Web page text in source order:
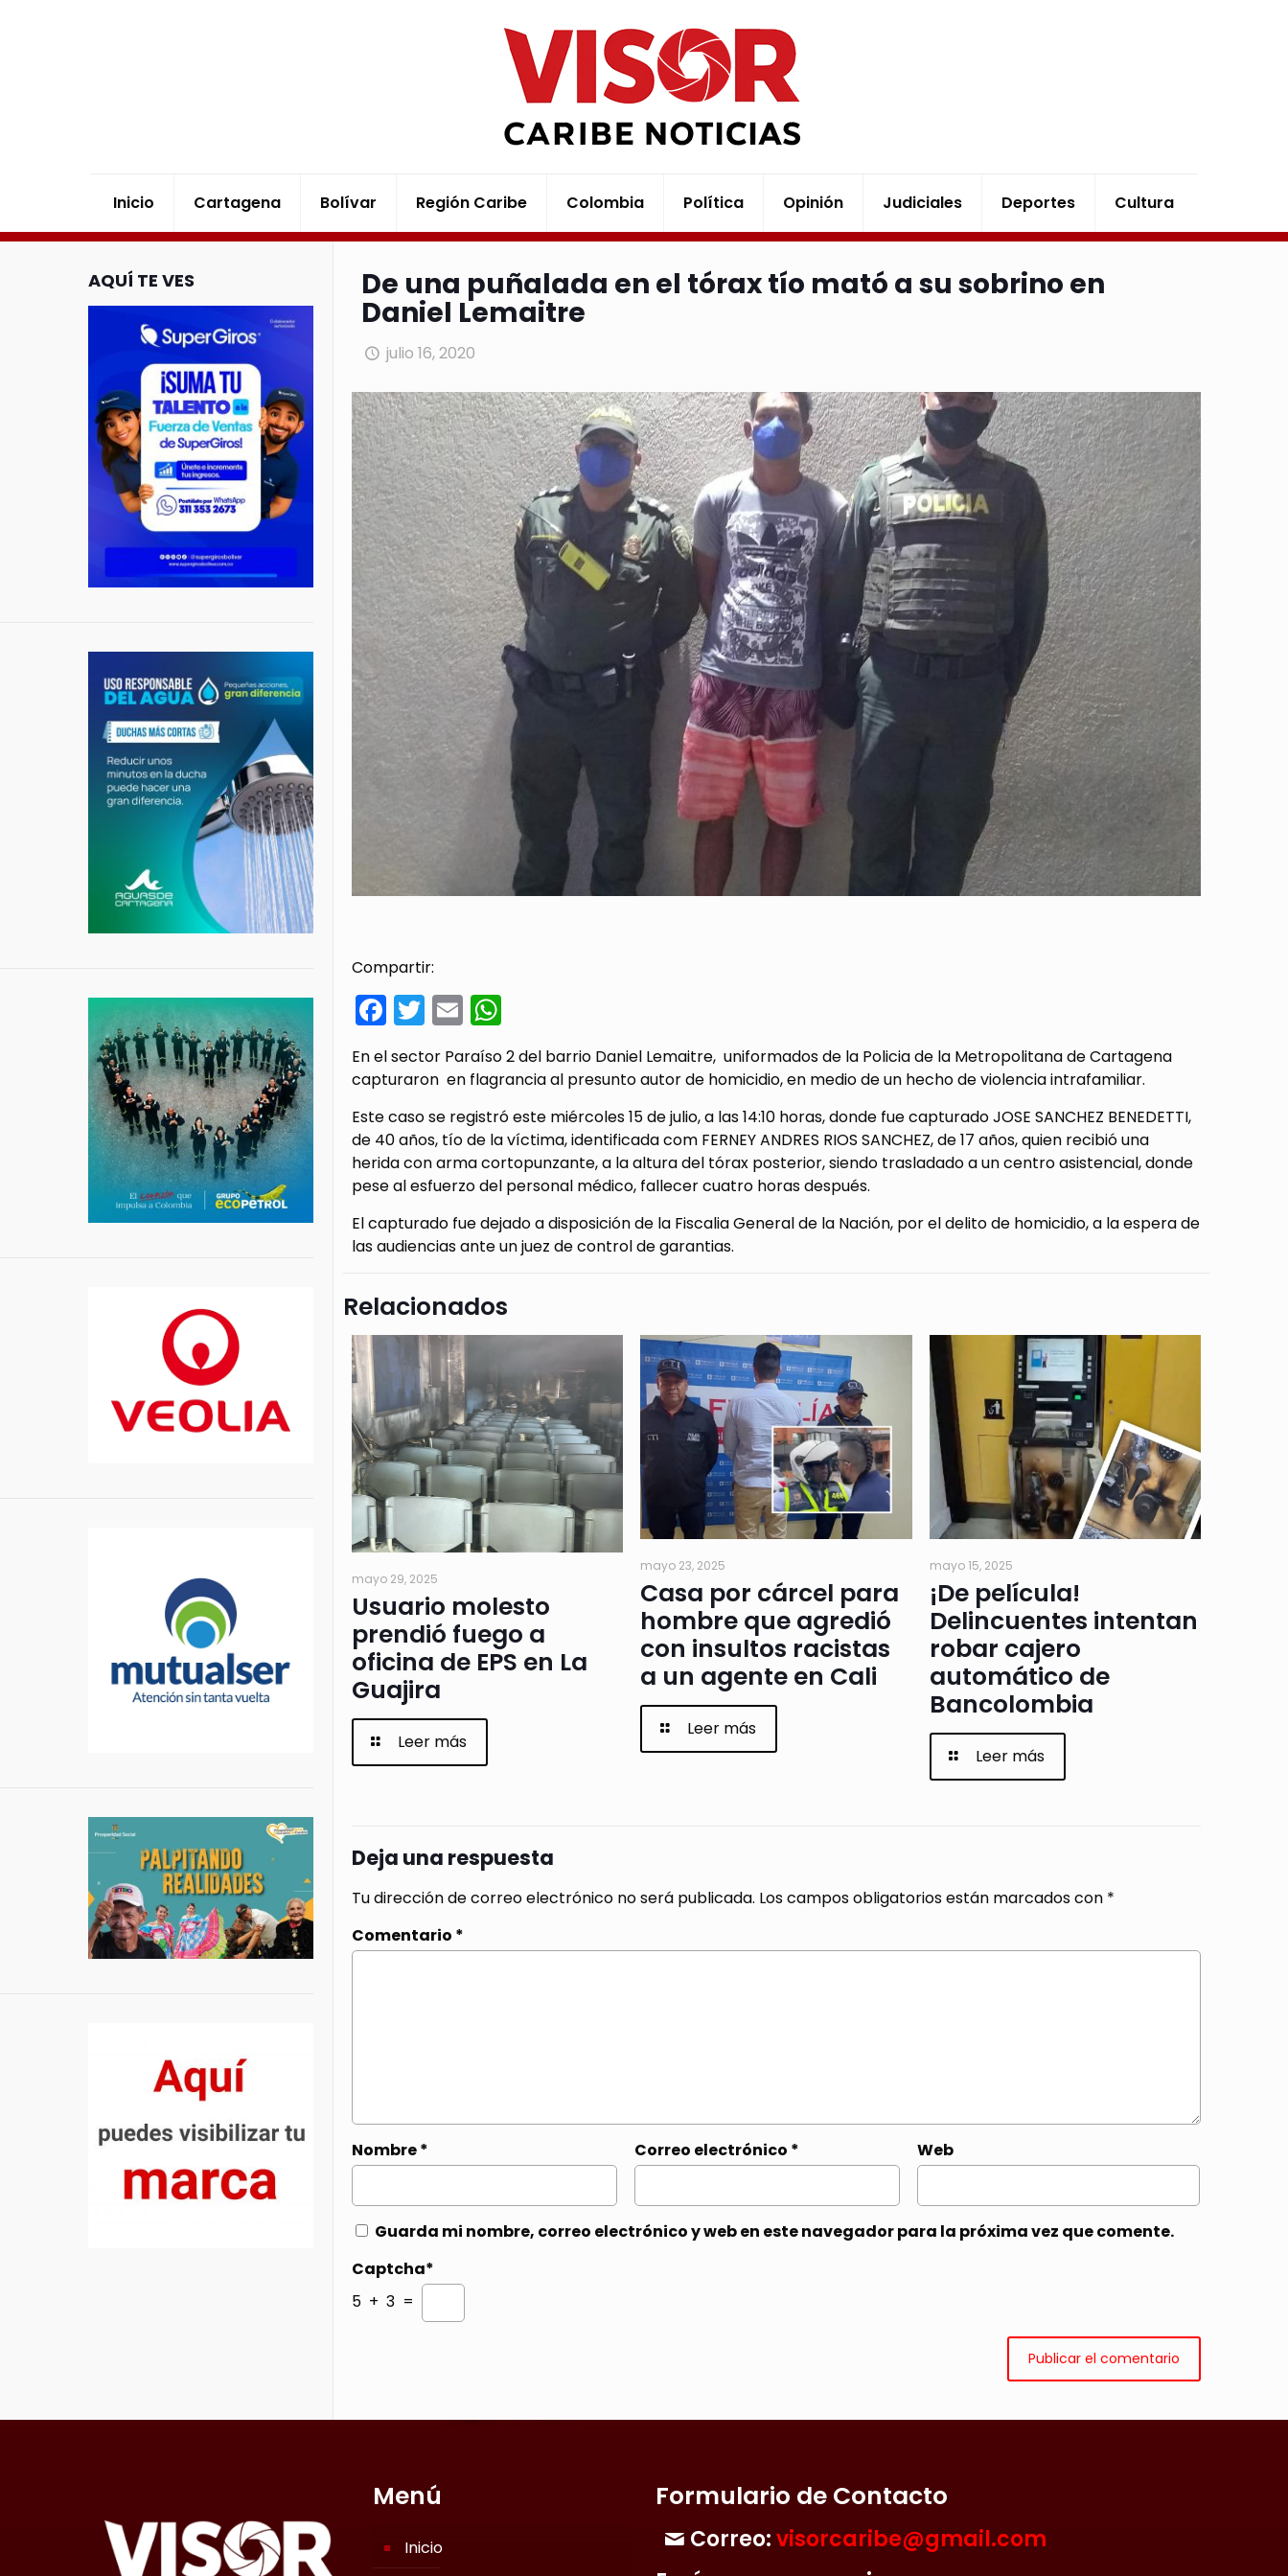
Inicio Cartagena Bolívar Región Caribe Colombia Política Opinión Judiciales Deportes Cultura
De una puñalada en el tórax tío mató a su sobrino en
Daniel Lemaitre
julio 16, 2020
Compartir:
Facebook
Twitter
Email
En el sector Paraíso 2 del barrio Daniel Lemaitre, uniformados de la Policia de la Metropolitana de Cartagena
capturaron en flagrancia al presunto autor de homicidio, en medio de un hecho de violencia intrafamiliar.
Este caso se registró este miércoles 15 de julio, a las 14:10 horas, donde fue capturado JOSE SANCHEZ BENEDETTI,
de 40 años, tío de la víctima, identificada com FERNEY ANDRES RIOS SANCHEZ, de 17 años, quien recibió una
herida con arma cortopunzante, a la altura del tórax posterior, siendo trasladado a un centro asistencial, donde
pese al esfuerzo del personal médico, fallecer cuatro horas después.
El capturado fue dejado a disposición de la Fiscalia General de la Nación, por el delito de homicidio, a la espera de
las audiencias ante un juez de control de garantias.
Relacionados
mayo 29, 2025
Usuario molesto
prendió fuego a
oficina de EPS en La
Guajira
Leer más
mayo 23, 2025
Casa por cárcel para
hombre que agredió
con insultos racistas
a un agente en Cali
Leer más
mayo 15, 2025
¡De película!
Delincuentes intentan
robar cajero
automático de
Bancolombia
Leer más
Deja una respuesta
Tu dirección de correo electrónico no será publicada. Los campos obligatorios están marcados con *
Comentario *
Nombre* Correo electrónico * Web
Guarda mi nombre, correo electrónico y web en este navegador para la próxima vez que comente.
Captcha*
5 + 3 =
AQUÍ TE VES
Menú
Inicio
Formulario de Contacto
Correo:visorcaribe@gmail.com